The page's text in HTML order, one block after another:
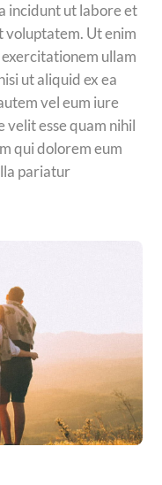
incidunt ut labore et
voluptatem. Ut enim
ullam
ut aliquid ex ea
vel eum iure
esse quam nihil
qui dolorem eum
pariatur